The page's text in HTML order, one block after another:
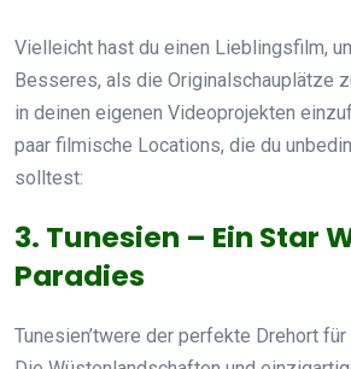
Vielleicht hast du einen Lieblingsfilm,
Besseres, als die Originalschauplätze
in deinen eigenen Videoprojekten
paar filmische Locations, die du
solltest:
3. Tunesien – Ein Star
Paradies
Tunesien’twere der perfekte Drehort für